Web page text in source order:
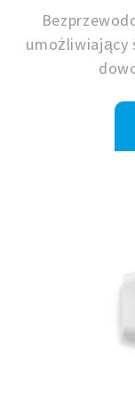
umożliwiający